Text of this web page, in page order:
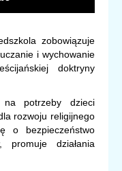
zobowiązuje
i wychowanie
doktryny
na potrzeby dzieci
rozwoju religijnego
o bezpieczeństwo
promuje działania